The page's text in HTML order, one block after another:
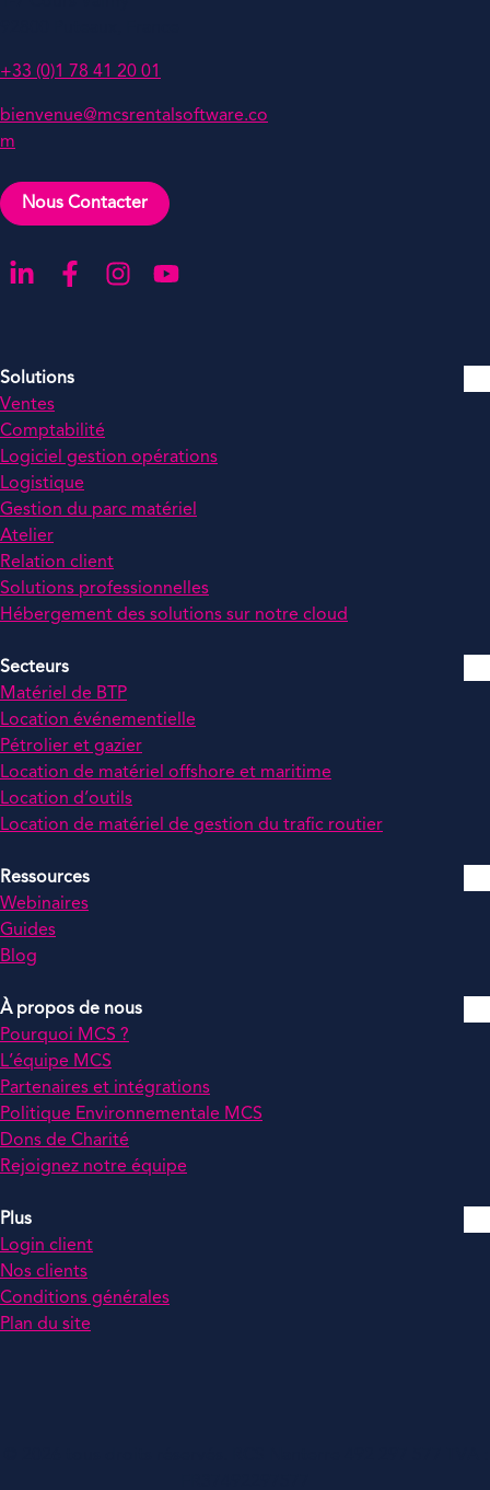
+33 (0)1 78 41 20 01
bienvenue@mcsrentalsoftware.co
m
Nous Contacter
Aller sur notre page LinkedIn
Aller sur notre page Facebook
Aller sur notre compte Instagram
Aller sur notre chaîne YouTube
Solutions
Ventes
Comptabilité
Logiciel gestion opérations
Logistique
Gestion du parc matériel
Atelier
Relation client
Solutions professionnelles
Hébergement des solutions sur notre cloud
Secteurs
Matériel de BTP
Location événementielle
Pétrolier et gazier
Location de matériel offshore et maritime
Location d’outils
Location de matériel de gestion du trafic routier
Ressources
Webinaires
Guides
Blog
À propos de nous
Pourquoi MCS ?
L’équipe MCS
Partenaires et intégrations
Politique Environnementale MCS
Dons de Charité
Rejoignez notre équipe
Plus
Login client
Nos clients
Conditions générales
Plan du site